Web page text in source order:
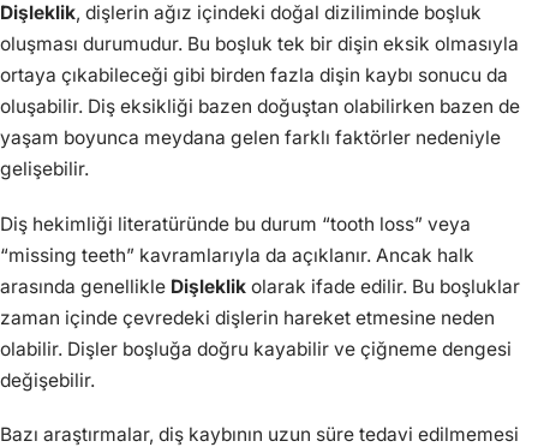
Dişleklik, dişlerin ağız içindeki doğal diziliminde boşluk
oluşması durumudur. Bu boşluk tek bir dişin eksik olmasıyla
ortaya çıkabileceği gibi birden fazla dişin kaybı sonucu da
oluşabilir. Diş eksikliği bazen doğuştan olabilirken bazen de
yaşam boyunca meydana gelen farklı faktörler nedeniyle
gelişebilir.
Diş hekimliği literatüründe bu durum “tooth loss” veya
“missing teeth” kavramlarıyla da açıklanır. Ancak halk
arasında genellikle Dişleklik olarak ifade edilir. Bu boşluklar
zaman içinde çevredeki dişlerin hareket etmesine neden
olabilir. Dişler boşluğa doğru kayabilir ve çiğneme dengesi
değişebilir.
Bazı araştırmalar, diş kaybının uzun süre tedavi edilmemesi